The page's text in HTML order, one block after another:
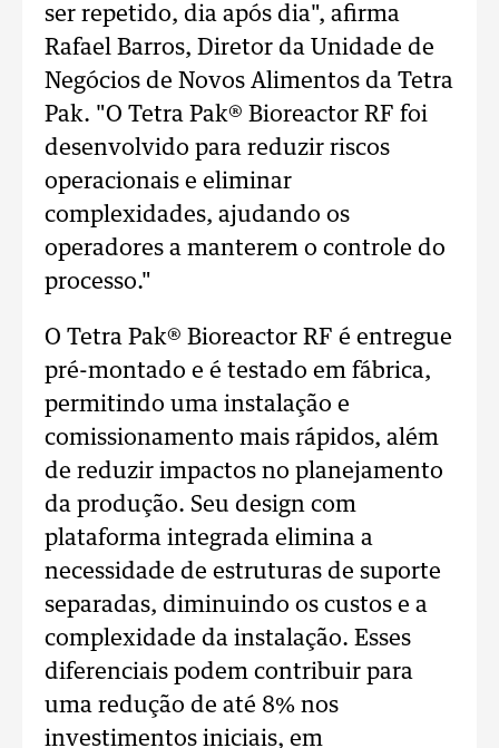
ser repetido, dia após dia", afirma
Rafael Barros, Diretor da Unidade de
Negócios de Novos Alimentos da Tetra
Pak. "O Tetra Pak® Bioreactor RF foi
desenvolvido para reduzir riscos
operacionais e eliminar
complexidades, ajudando os
operadores a manterem o controle do
processo."
O Tetra Pak® Bioreactor RF é entregue
pré-montado e é testado em fábrica,
permitindo uma instalação e
comissionamento mais rápidos, além
de reduzir impactos no planejamento
da produção. Seu design com
plataforma integrada elimina a
necessidade de estruturas de suporte
separadas, diminuindo os custos e a
complexidade da instalação. Esses
diferenciais podem contribuir para
uma redução de até 8% nos
investimentos iniciais, em